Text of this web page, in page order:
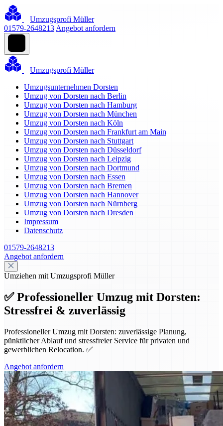
Umzugsprofi Müller
01579-2648213 Angebot anfordern
Umzugsprofi Müller
Umzugsunternehmen Dorsten
Umzug von Dorsten nach Berlin
Umzug von Dorsten nach Hamburg
Umzug von Dorsten nach München
Umzug von Dorsten nach Köln
Umzug von Dorsten nach Frankfurt am Main
Umzug von Dorsten nach Stuttgart
Umzug von Dorsten nach Düsseldorf
Umzug von Dorsten nach Leipzig
Umzug von Dorsten nach Dortmund
Umzug von Dorsten nach Essen
Umzug von Dorsten nach Bremen
Umzug von Dorsten nach Hannover
Umzug von Dorsten nach Nürnberg
Umzug von Dorsten nach Dresden
Impressum
Datenschutz
01579-2648213
Angebot anfordern
Umziehen mit Umzugsprofi Müller
✅ Professioneller Umzug mit Dorsten:
Stressfrei & zuverlässig
Professioneller Umzug mit Dorsten: zuverlässige Planung,
pünktlicher Ablauf und stressfreier Service für privaten und
gewerblichen Relocation. ✅
Angebot anfordern